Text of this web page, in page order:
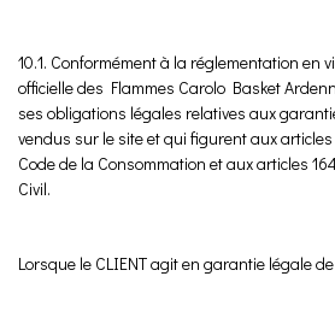
10.1. Conformément à la réglementation en
officielle des Flammes Carolo Basket
ses obligations légales relatives aux
vendus sur le site et qui figurent aux articles
Code de la Consommation et aux articles
Civil.
Lorsque le CLIENT agit en garantie légale